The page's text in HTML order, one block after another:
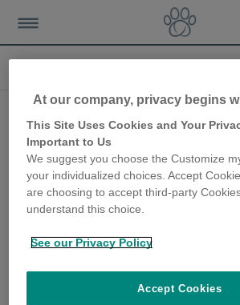
Des
approfondies
bien-être accru
14th May 2024
compagnie, notre
des membres importants
Comment pouvons-nous
At our company, privacy begins
This Site Uses Cookies and Your
Important to Us
We suggest you choose the Customize
your individualized choices. Accept
are choosing to accept third-party
understand this choice.
See our Privacy Policy
Accept Cookies